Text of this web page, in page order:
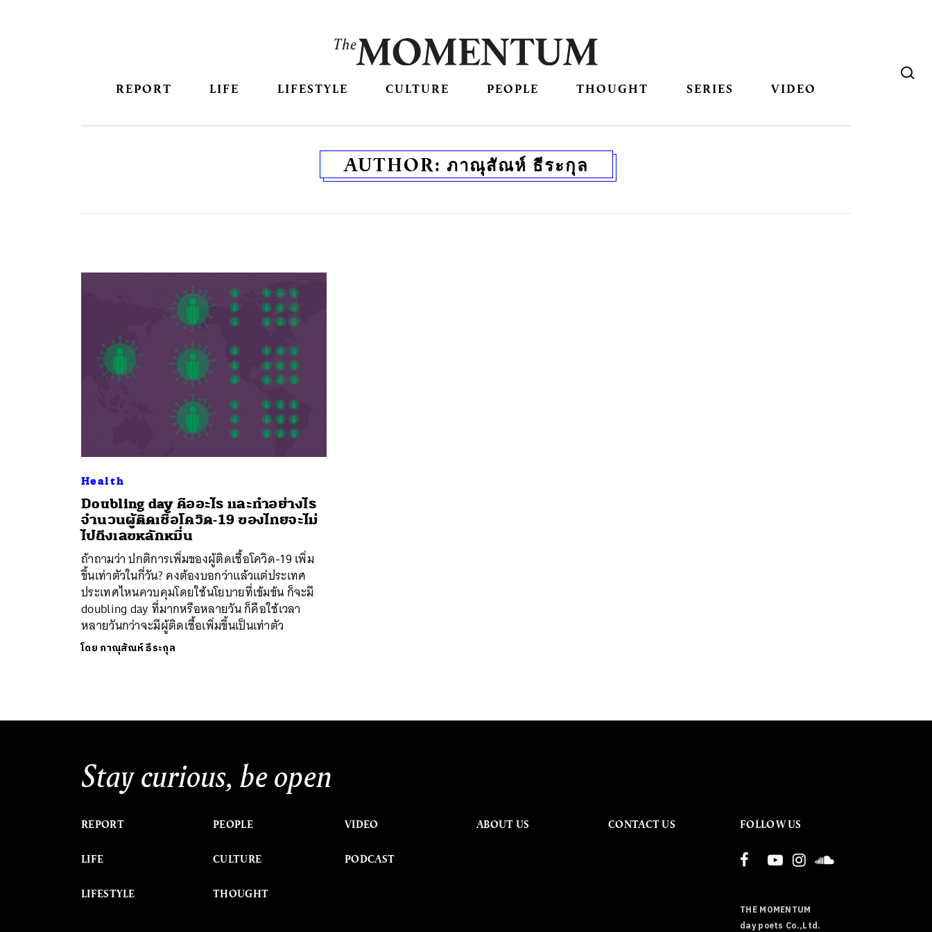
REPORT LIFE LIFESTYLE CULTURE PEOPLE THOUGHT SERIES VIDEO
AUTHOR: ภาณุสัณห์ ธีระกุล
Health
Doubling day คืออะไร และทำอย่างไร
จำนวนผู้ติดเชื้อโควิด-19 ของไทยจะไม่
ไปถึงเลขหลักหมื่น
ถ้าถามว่า ปกติการเพิ่มของผู้ติดเชื้อโควิด-19 เพิ่ม
ขึ้นเท่าตัวในกี่วัน? คงต้องบอกว่าแล้วแต่ประเทศ
ประเทศไหนควบคุมโดยใช้นโยบายที่เข้มข้น ก็จะมี
doubling day ที่มากหรือหลายวัน ก็คือใช้เวลา
หลายวันกว่าจะมีผู้ติดเชื้อเพิ่มขึ้นเป็นเท่าตัว
โดย ภาณุสัณห์ ธีระกุล
Stay curious, be open
REPORT
LIFE
LIFESTYLE
PEOPLE
CULTURE
THOUGHT
VIDEO
PODCAST
ABOUT US CONTACT US FOLLOW US
THE MOMENTUM
day poets Co.,Ltd.